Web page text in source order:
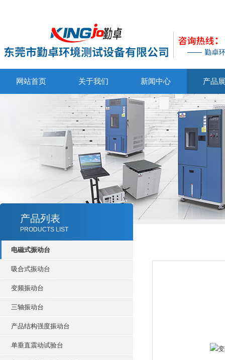
网站首页 关于我们 新闻中心 产品
产品列表
PRODUCTS LIST
电磁式振动台
吸合式振动台
变频振动台
三轴振动台
产品结构强度振动台
单垂直震动试验台